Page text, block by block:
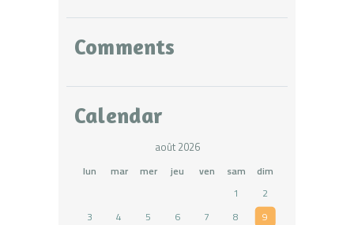
Comments
Calendar
août 2026
lun mar mer jeu ven sam
dim
1
2
3
4 5 6 7 8
9